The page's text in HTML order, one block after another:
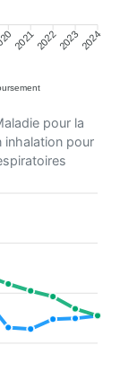
2021202220232024
pour la
inhalation pour